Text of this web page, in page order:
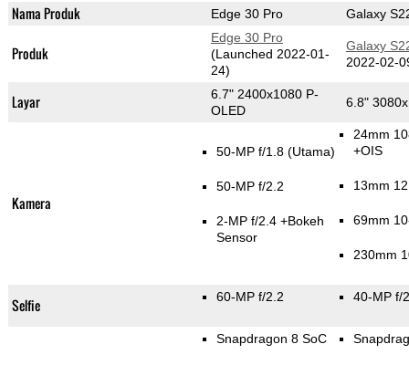
Nama Produk Edge 30 Pro Galaxy
Produk
Edge 30 Pro
(Launched 2022-01-
24)
Galaxy
2022-02-
Layar
6.7" 2400x1080 P-
OLED
6.8"
Kamera
50-MP f/1.8 (Utama)
50-MP f/2.2
2-MP f/2.4 +Bokeh
Sensor
24mm
+OIS
13mm
69mm
230mm
Selfie 60-MP f/2.2 40-MP f/
Snapdragon 8 SoC